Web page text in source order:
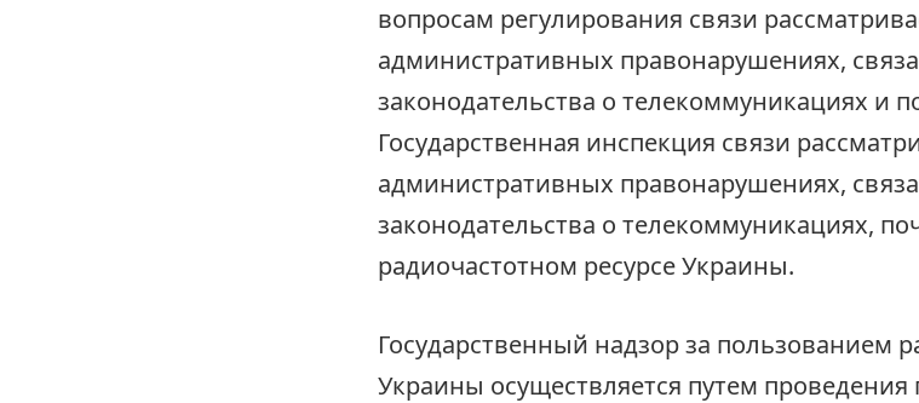
вопросам регулирования связи
административных правонарушениях,
законодательства о телекоммуникациях и
Государственная инспекция связи
административных правонарушениях,
законодательства о телекоммуникациях,
радиочастотном ресурсе Украины.
Государственный надзор за пользованием
Украины осуществляется путем